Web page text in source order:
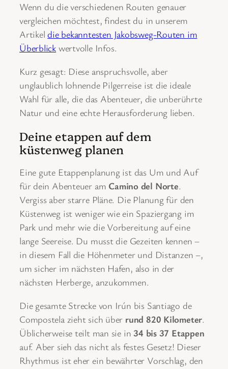
Wenn du die verschiedenen Routen genauer
vergleichen möchtest, findest du in unserem
Artikeldie bekanntesten Jakobsweg-Routen im
Überblick wertvolle Infos.
Kurz gesagt: Diese anspruchsvolle, aber
unglaublich lohnende Pilgerreise ist die ideale
Wahl für alle, die das Abenteuer, die unberührte
Natur und eine echte Herausforderung lieben.
Deine etappen auf dem
küstenweg planen
Eine gute Etappenplanung ist das Um und Auf
für dein Abenteuer am Camino del Norte.
Vergiss aber starre Pläne. Die Planung für den
Küstenweg ist weniger wie ein Spaziergang im
Park und mehr wie die Vorbereitung auf eine
lange Seereise. Du musst die Gezeiten kennen –
in diesem Fall die Höhenmeter und Distanzen –,
um sicher im nächsten Hafen, also in der
nächsten Herberge, anzukommen.
Die gesamte Strecke von Irún bis Santiago de
Compostela zieht sich über rund 820 Kilometer.
Üblicherweise teilt man sie in34 bis 37 Etappen
auf. Aber sieh das nicht als festes Gesetz! Dieser
Rhythmus ist eher ein bewährter Vorschlag, den